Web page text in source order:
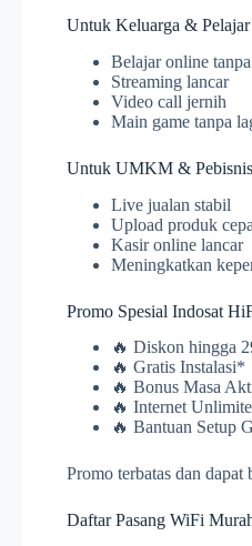
Untuk Keluarga & Pelajar
Belajar online
Streaming lancar
Video call jernih
Main game tanpa
Untuk UMKM & Pebisnis
Live jualan stabil
Upload produk
Kasir online lancar
Meningkatkan
Promo Spesial Indosat
🔥 Diskon hingga
🔥 Gratis Instalasi*
🔥 Bonus Masa
🔥 Internet
🔥 Bantuan Setup
Promo terbatas dan
Daftar Pasang WiFi